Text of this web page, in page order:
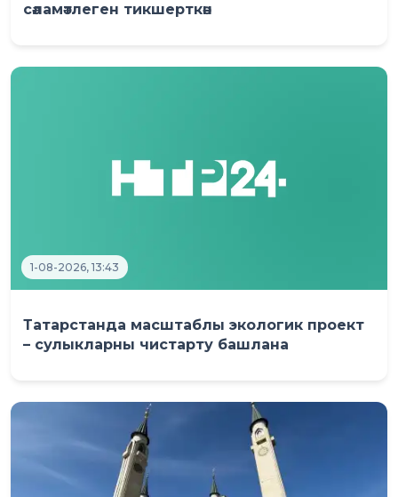
сәламәтлеген тикшерткән
1-08-2026, 13:43
Татарстанда масштаблы экологик проект
– сулыкларны чистарту башлана